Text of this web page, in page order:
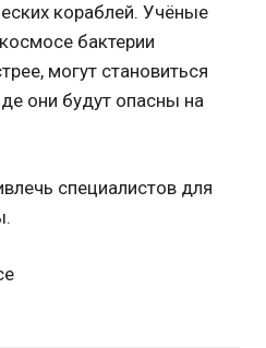
кораблей. Учёные
бактерии
могут становиться
они будут опасны на
специалистов для